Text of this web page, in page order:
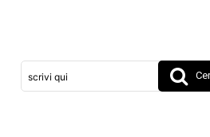
scrivi qui